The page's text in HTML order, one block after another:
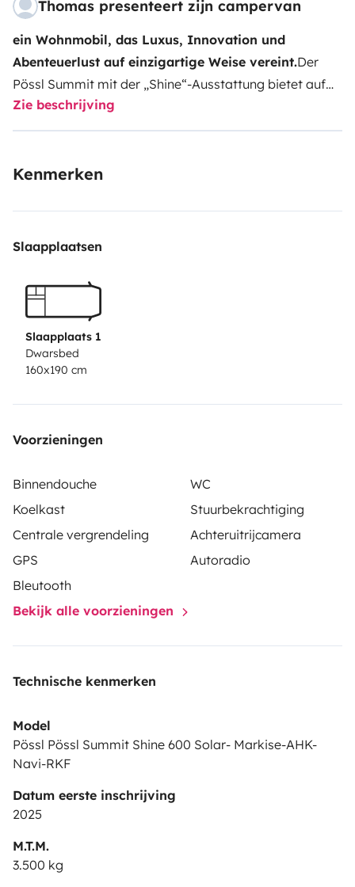
Thomas presenteert zijn campervan
ein Wohnmobil, das Luxus, Innovation und
Abenteuerlust auf einzigartige Weise vereint.Der
Pössl Summit mit der „Shine“-Ausstattung bietet auf
knapp sechs Meter Länge ein sehr bequemes Querbett
im Heck.Eine durchgängige Küchenzeile in
zum Duschen verbaut.
Summit Shine 600 bietet maximale Flexibilität für Ihre
und durchdachte Details machen Ihr mobiles Zuhause
mobilen Lebens mit dem Pössl Summit Shine – für
Reisende, die mehr wollen als nur einen Ort zum
Schlafen. Unser Camper ist ausgestattet mit.
Zie beschrijving
Kenmerken
Slaapplaatsen
Slaapplaats 1
Dwarsbed
160x190 cm
Voorzieningen
Binnendouche
WC
Koelkast
Stuurbekrachtiging
Centrale vergrendeling
Achteruitrijcamera
GPS
Autoradio
Bleutooth
Bekijk alle voorzieningen
Technische kenmerken
Model
Pössl Pössl Summit Shine 600 Solar- Markise-AHK-
Navi-RKF
Datum eerste inschrijving
2025
M.T.M.
3.500 kg